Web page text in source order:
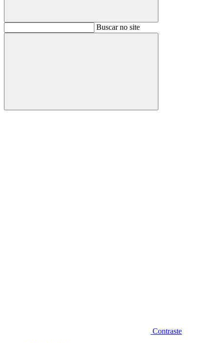
BuscarBuscar no site
Buscar
Contraste